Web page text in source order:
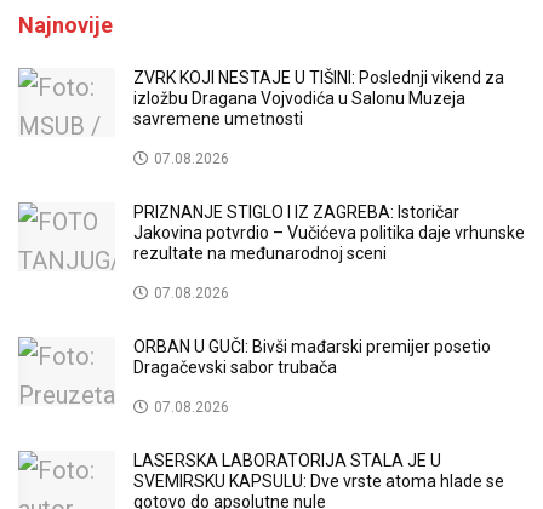
Najnovije
ZVRK KOJI NESTAJE U TIŠINI: Poslednji vikend za
izložbu Dragana Vojvodića u Salonu Muzeja
savremene umetnosti
07.08.2026
PRIZNANJE STIGLO I IZ ZAGREBA: Istoričar
Jakovina potvrdio – Vučićeva politika daje vrhunske
rezultate na međunarodnoj sceni
07.08.2026
ORBAN U GUČI: Bivši mađarski premijer posetio
Dragačevski sabor trubača
07.08.2026
LASERSKA LABORATORIJA STALA JE U
SVEMIRSKU KAPSULU: Dve vrste atoma hlade se
gotovo do apsolutne nule